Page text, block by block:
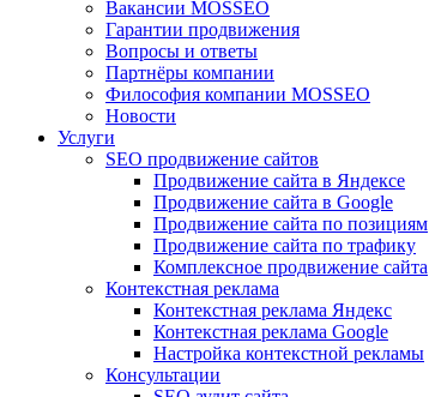
Вакансии MOSSEO
Гарантии продвижения
Вопросы и ответы
Партнёры компании
Философия компании MOSSEO
Новости
Услуги
SEO продвижение сайтов
Продвижение сайта в Яндексе
Продвижение сайта в Google
Продвижение сайта по позициям
Продвижение сайта по трафику
Комплексное продвижение сайта
Контекстная реклама
Контекстная реклама Яндекс
Контекстная реклама Google
Настройка контекстной рекламы
Консультации